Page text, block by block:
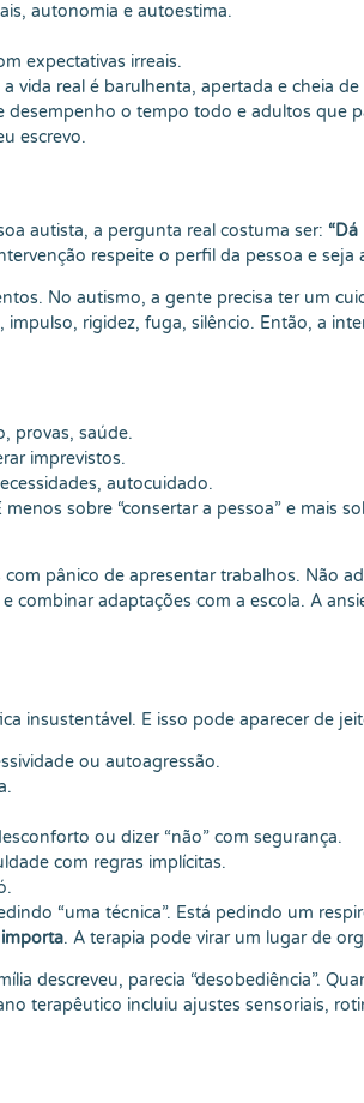
autonomia e autoestima.
expectativas irreais.
real é barulhenta, apertada e cheia
o tempo todo e adultos que
escrevo.
autista, a pergunta real costuma ser:
respeite o perfil da pessoa e seja
No autismo, a gente precisa ter um
rigidez, fuga, silêncio. Então, a
provas, saúde.
imprevistos.
autocuidado.
sobre “consertar a pessoa” e mais
pânico de apresentar trabalhos. Não
adaptações com a escola. A
insustentável. E isso pode aparecer de
ou autoagressão.
ou dizer “não” com segurança.
com regras implícitas.
“uma técnica”. Está pedindo um
. A terapia pode virar um lugar de
descreveu, parecia “desobediência”.
terapêutico incluiu ajustes sensoriais,